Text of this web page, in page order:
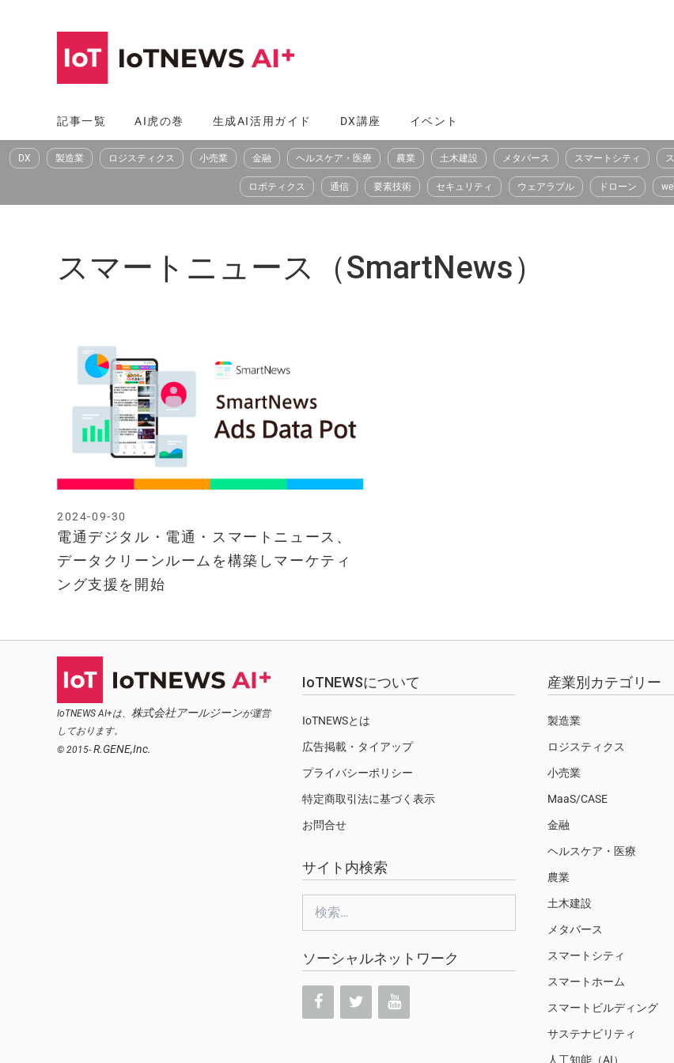
へ
ス
記事一覧 AI虎の巻 生成AI活用ガイド DX講座 イベント
DX 製造業 ロジスティクス 小売業 金融 ヘルスケア・医療 農業 土木建設 メタバース スマートシティ
ロボティクス 通信 要素技術 セキュリティ ウェアラブル ドローン
スマートニュース（SmartNews）
電通デジタル・電通・スマートニュース、
データクリーンルームを構築しマーケティ
ング支援を開始
2024-09-30
IoTNEWS AI+は、 株式会社アールジーンが運営
しております。
© 2015- R.GENE,Inc.
IoTNEWSについて
IoTNEWSとは
広告掲載・タイアップ
プライバシーポリシー
特定商取引法に基づく表示
お問合せ
サイト内検索
ソーシャルネットワーク
産業別カテゴリー
製造業
ロジスティクス
小売業
MaaS/CASE
金融
ヘルスケア・医療
農業
土木建設
メタバース
スマートシティ
スマートホーム
スマートビルディング
サステナビリティ
人工知能（AI）